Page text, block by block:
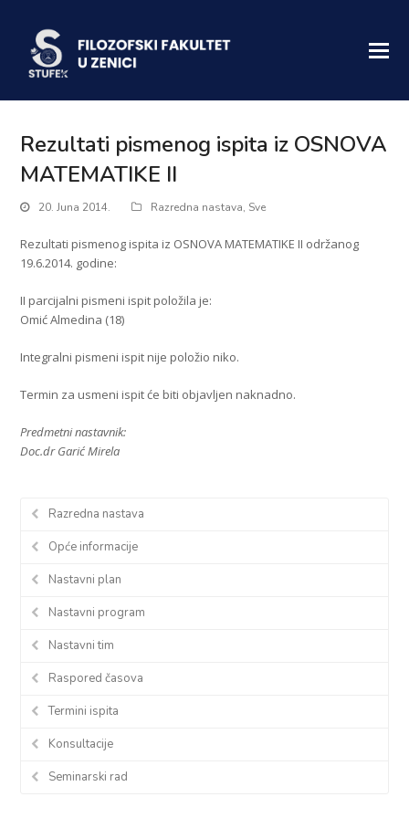
Rezultati pismenog ispita iz OSNOVA
MATEMATIKE II
20. Juna 2014. Razredna nastava, Sve
Rezultati pismenog ispita iz OSNOVA MATEMATIKE II održanog
19.6.2014. godine:
II parcijalni pismeni ispit položila je:
Omić Almedina (18)
Integralni pismeni ispit nije položio niko.
Termin za usmeni ispit će biti objavljen naknadno.
Predmetni nastavnik:
Doc.dr Garić Mirela
Razredna nastava
Opće informacije
Nastavni plan
Nastavni program
Nastavni tim
Raspored časova
Termini ispita
Konsultacije
Seminarski rad